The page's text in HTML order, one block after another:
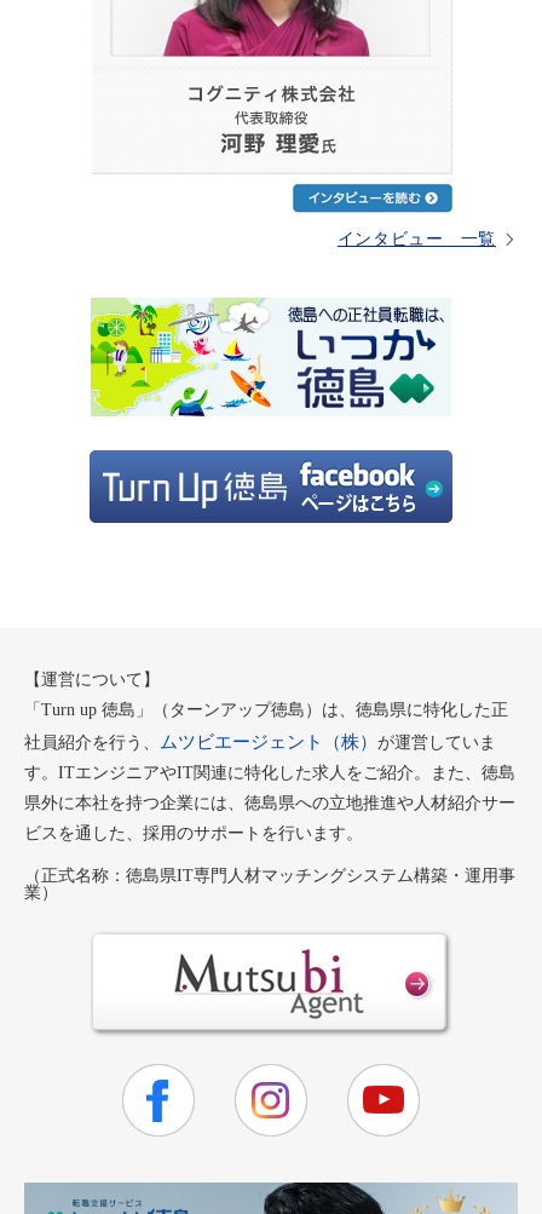
インタビュー 一覧
【運営について】
「Turn up 徳島」（ターンアップ徳島）は、徳島県に特化した正
社員紹介を行う、
ムツビエージェント（株） が運営していま
す。ITエンジニアやIT関連に特化した求人をご紹介。また、徳島
県外に本社を持つ企業には、徳島県への立地推進や人材紹介サー
ビスを通した、採用のサポートを行います。
（正式名称：徳島県IT専門人材マッチングシステム構築・運用事
業）